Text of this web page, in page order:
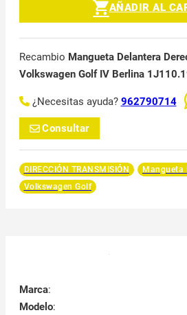
AÑADIR AL
Recambio Mangueta Delantera
Volkswagen Golf IV Berlina
¿Necesitas ayuda? 962790714
Consultar
DIRECCIÓN TRANSMISIÓN
Mangueta
Volkswagen Golf
Marca:
Modelo: